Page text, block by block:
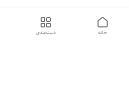
دسته‌بندی خانه